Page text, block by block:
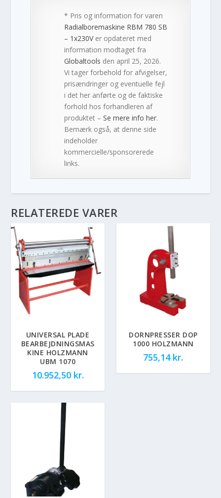
* Pris og information for varen
Radialboremaskine RBM 780 SB
– 1x230Ver opdateret med
information modtaget fra
Globaltools den april 25, 2026.
Vi tager forbehold for afvigelser,
prisændringer og eventuelle fejl
i det her anførte og de faktiske
forhold hos forhandleren af
produktet –Se mere info her.
Bemærk også, at denne side
indeholder
kommercielle/sponsorerede
links.
RELATEREDE VARER
UNIVERSAL PLADE
BEARBEJDNINGSMAS
KINE HOLZMANN
UBM 1070
10.952,50 kr.
DORNPRESSER DOP
1000 HOLZMANN
755,14 kr.